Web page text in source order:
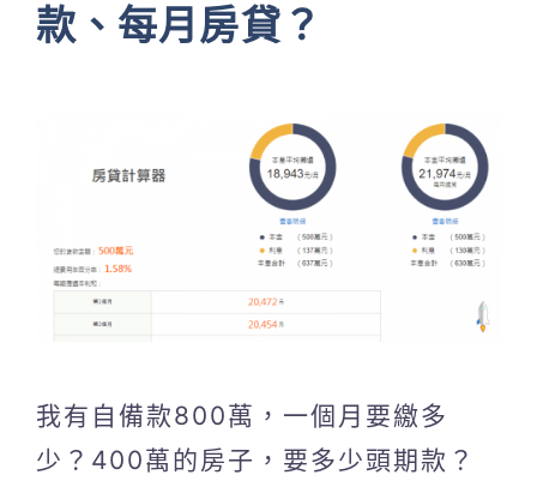
款、每月房貸？
我有自備款800萬，一個月要繳多
少？400萬的房子，要多少頭期款？